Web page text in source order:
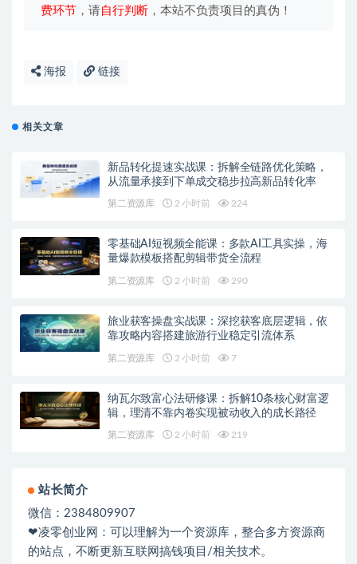
费环节 ，请自行判断 ，本站不负责项目的真伪！
海报 链接
相关文章
新品转化提速实战课：拆解全链路优化策略，
从流量承接到下单成交稳步拉高新品转化率
第二资源库 2 小时前 224
零基础AI短视频全能课：多款AI工具实操，海
量爆款模板搭配剪辑带货全流程
第二资源库 2 小时前 290
旅业获客操盘实战课：深挖获客底层逻辑，依
靠攻略内容搭建旅游行业稳定引流体系
第二资源库 2 小时前 7
纳瓦尔致富心法研修课：拆解10条核心财富逻
辑，理清不靠内卷实现被动收入的成长路径
第二资源库 2 小时前 219
站长简介
微信：2384809907
❤凌零创业网：可以理解为一个资源库，整合多方资源商
的站点，不断更新互联网搞钱项目/相关技术。